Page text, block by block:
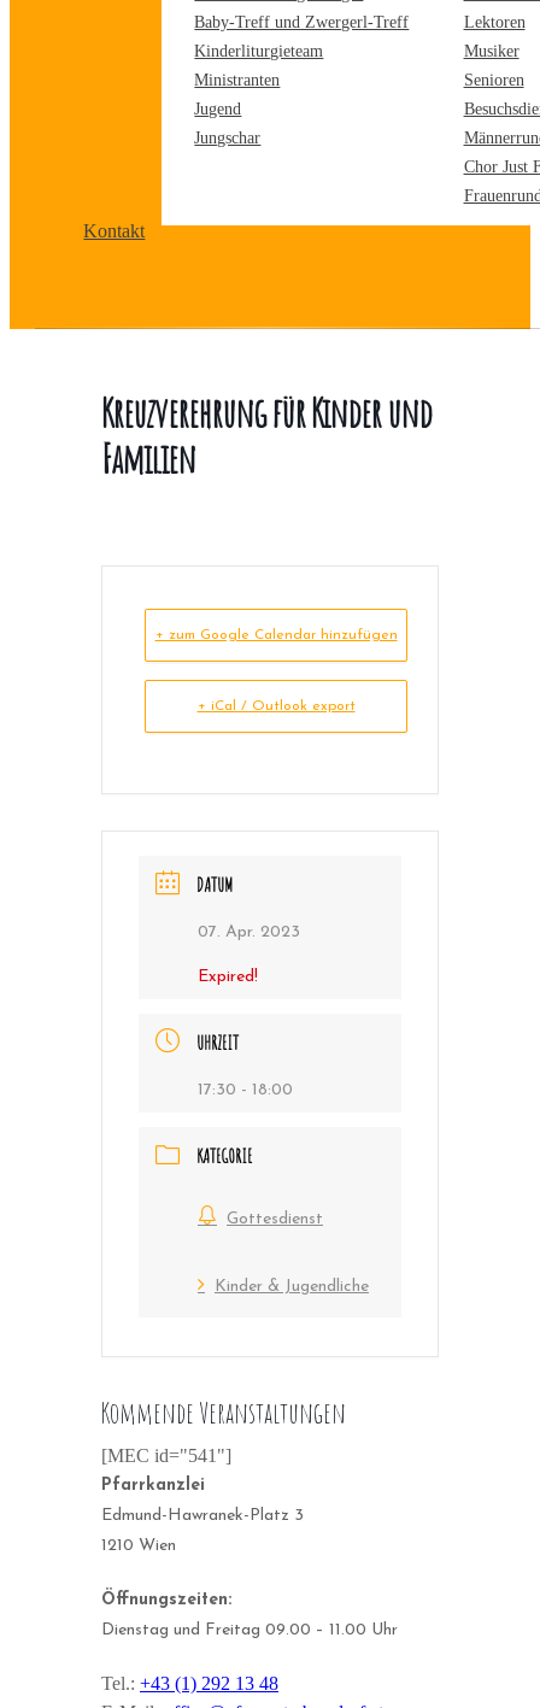
Baby-Treff und Zwergerl-Treff
Kinderliturgieteam
Ministranten
Jugend
Jungschar
Lektoren
Musiker
Senioren
Chor Just
Kontakt
Kreuzverehrung für Kinder und
Familien
+ zum Google Calendar hinzufügen
+ iCal / Outlook export
DATUM
07. Apr. 2023
Expired!
UHRZEIT
17:30 - 18:00
KATEGORIE
Gottesdienst
Kinder & Jugendliche
Kommende Veranstaltungen
[MEC id="541"]
Pfarrkanzlei
Edmund-Hawranek-Platz 3
1210 Wien
Öffnungszeiten:
Dienstag und Freitag 09.00 – 11.00 Uhr
Tel.: +43 (1) 292 13 48